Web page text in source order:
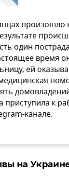
произошло
один
время
ей
приступила к
канале.
на